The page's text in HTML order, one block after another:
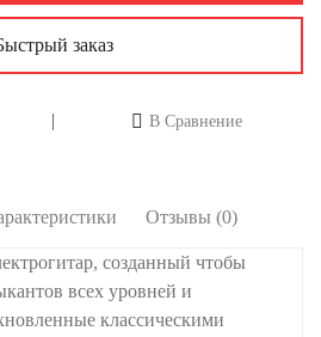
заказ
В Сравнение
Отзывы (0)
созданный чтобы
всех уровней и
классическими